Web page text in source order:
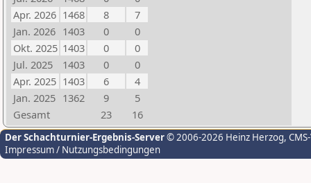
Apr. 2026 1468 8
7
Jan. 2026 1403 0
0
Okt. 2025 1403 0
0
Jul. 2025
1403 0
0
Apr. 2025 1403 6
4
Jan. 2025 1362 9
5
Gesamt
23 16
Der Schachturnier-Ergebnis-Server© 2006-2026 Heinz Herzog,
Impressum / Nutzungsbedingungen